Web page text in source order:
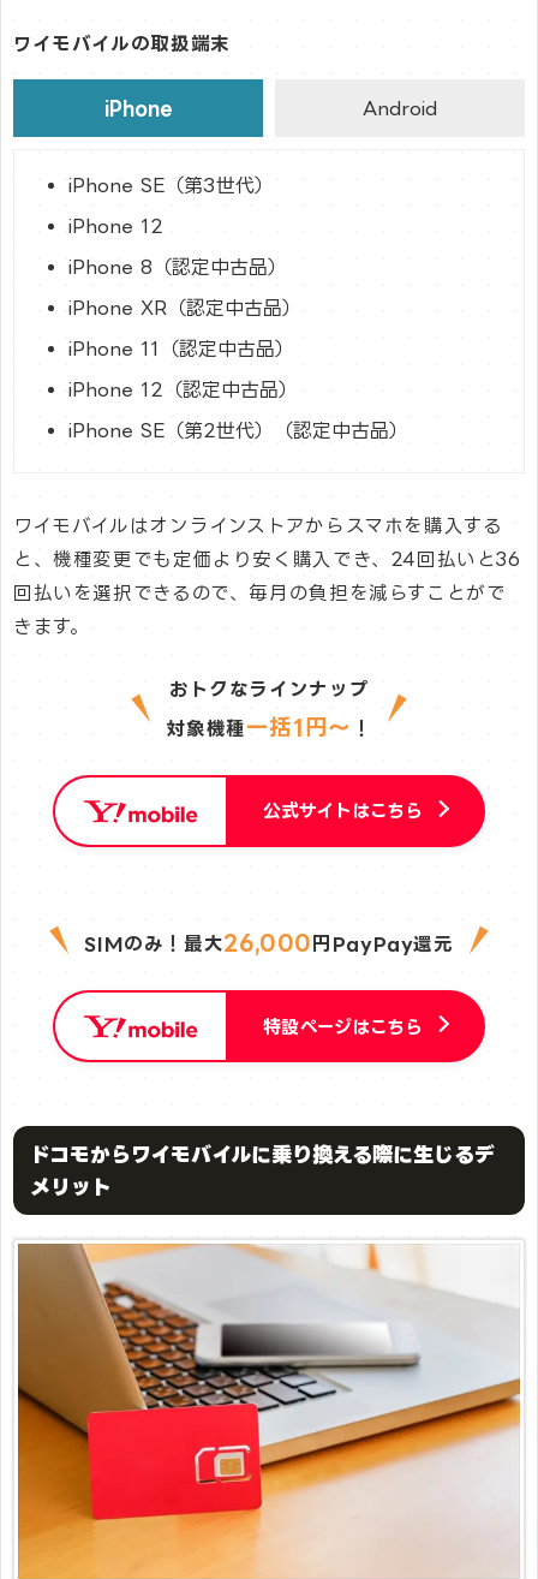
ワイモバイルの取扱端末
iPhone Android
iPhone SE（第3世代）
iPhone 12
iPhone 8（認定中古品）
iPhone XR（認定中古品）
iPhone 11（認定中古品）
iPhone 12（認定中古品）
iPhone SE（第2世代）（認定中古品）
ワイモバイルはオンラインストアからスマホを購入する
と、機種変更でも定価より安く購入でき、24回払いと36
回払いを選択できるので、毎月の負担を減らすことがで
きます。
おトクなラインナップ
対象機種一括1円〜 ！
公式サイトはこちら
SIMのみ！最大26,000 円PayPay還元
特設ページはこちら
ドコモからワイモバイルに乗り換える際に生じるデ
メリット